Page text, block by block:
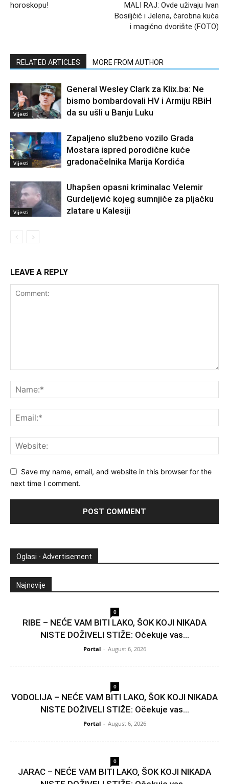
horoskopu!
MALI RAJ: Ovde uživaju Ivan
Bosiljčić i Jelena, čarobna kuća
i magično dvorište (FOTO)
RELATED ARTICLES MORE FROM AUTHOR
Vijesti
General Wesley Clark za Klix.ba: Ne
bismo bombardovali HV i Armiju RBiH
da su ušli u Banju Luku
Vijesti
Zapaljeno službeno vozilo Grada
Mostara ispred porodične kuće
gradonačelnika Marija Kordića
Vijesti
Uhapšen opasni kriminalac Velemir
Gurdeljević kojeg sumnjiče za pljačku
zlatare u Kalesiji
LEAVE A REPLY
Save my name, email, and website in this browser for the
next time I comment.
Oglasi - Advertisement
Najnovije
0
RIBE – NEĆE VAM BITI LAKO, ŠOK KOJI NIKADA
NISTE DOŽIVELI STIŽE: Očekuje vas...
Portal - August 6, 2026
0
VODOLIJA – NEĆE VAM BITI LAKO, ŠOK KOJI NIKADA
NISTE DOŽIVELI STIŽE: Očekuje vas...
Portal - August 6, 2026
0
JARAC – NEĆE VAM BITI LAKO, ŠOK KOJI NIKADA